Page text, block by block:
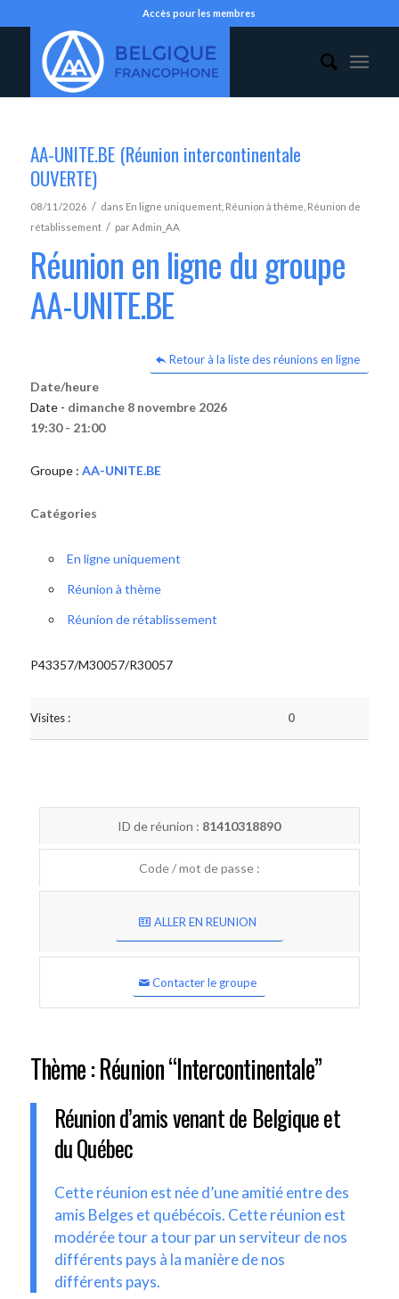
Accès pour les membres
AA-UNITE.BE (Réunion intercontinentale
OUVERTE)
08/11/2026 / dans En ligne uniquement, Réunion à thème Réunion de
rétablissement / parAdmin_AA
Réunion en ligne du groupe
AA-UNITE.BE
Retour à la liste des réunions en ligne
Date/heure
Date - dimanche 8 novembre 2026
19:30 - 21:00
Groupe : AA-UNITE.BE
Catégories
En ligne uniquement
Réunion à thème
Réunion de rétablissement
P43357/M30057/R30057
Visites : 0
ID de réunion : 81410318890
Code / mot de passe :
ALLER EN REUNION
Contacter le groupe
Thème : Réunion “Intercontinentale”
Réunion d’amis venant de Belgique et
du Québec
Cette réunion est née d’une amitié entre des
amis Belges et québécois. Cette réunion est
modérée tour a tour par un serviteur de nos
différents pays à la manière de nos
différents pays.